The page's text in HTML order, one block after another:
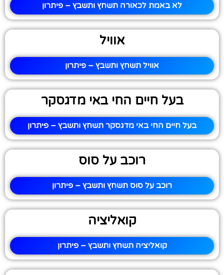
לא באמת לכאורה תשחץ ותשבץ – פיתרון
אוויל
אוויל תשחץ ותשבץ – פיתרון
בעל חיים החי באי מדגסקר
בעל חיים החי באי מדגסקר תשחץ ותשבץ – פיתרון
רוכב על סוס
רוכב על סוס תשחץ ותשבץ – פיתרון
קואליציה
קואליציה תשחץ ותשבץ – פיתרון